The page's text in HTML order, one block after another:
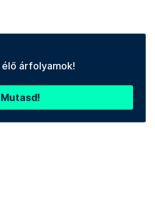
árfolyamok!
Mutasd!